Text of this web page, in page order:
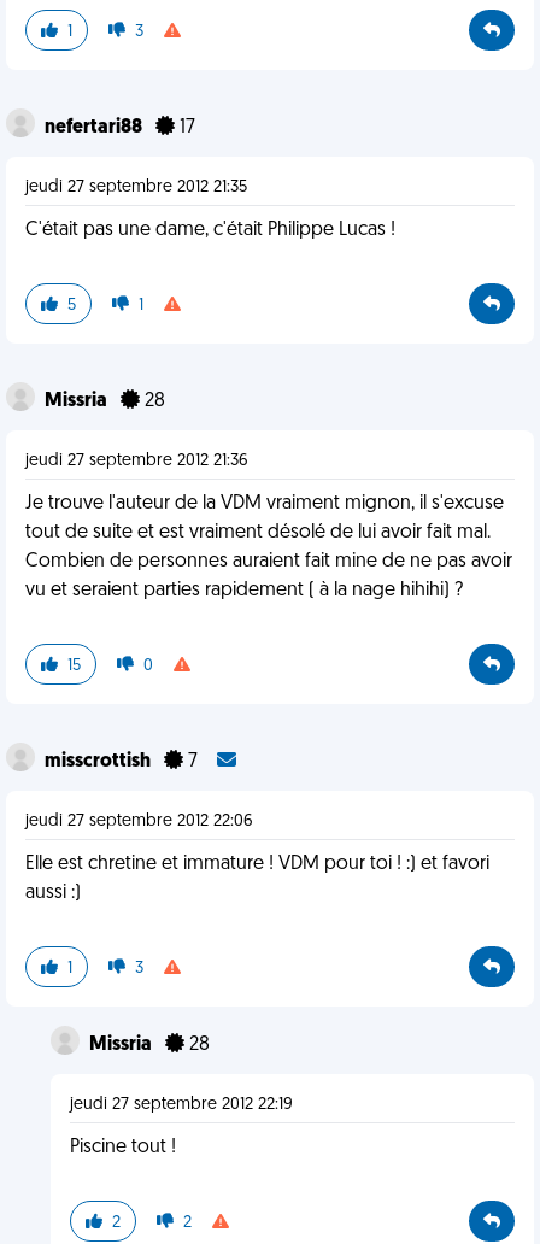
1 3
nefertari88 17
jeudi 27 septembre 2012 21:35
C'était pas une dame, c'était Philippe Lucas !
5 1
Missria 28
jeudi 27 septembre 2012 21:36
Je trouve l'auteur de la VDM vraiment mignon, il s'excuse
tout de suite et est vraiment désolé de lui avoir fait mal.
Combien de personnes auraient fait mine de ne pas avoir
vu et seraient parties rapidement ( à la nage hihihi) ?
15 0
misscrottish 7
jeudi 27 septembre 2012 22:06
Elle est chretine et immature ! VDM pour toi ! :) et favori
aussi :)
1 3
Missria 28
jeudi 27 septembre 2012 22:19
Piscine tout !
2 2